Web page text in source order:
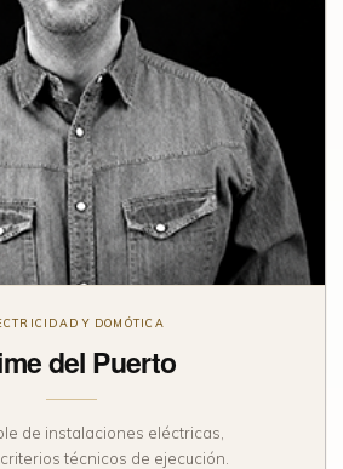
Y DOMÓTICA
del Puerto
de instalaciones eléctricas,
técnicos de ejecución.